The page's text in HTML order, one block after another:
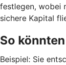
festlegen, wobei
sichere Kapital
So
Beispiel: Sie